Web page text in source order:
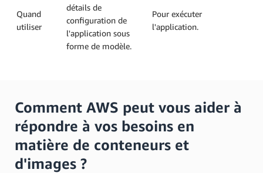
Quand
utiliser
détails de
configuration de
l'application sous
forme de modèle.
Pour exécuter
l'application.
Comment AWS peut vous aider à
répondre à vos besoins en
matière de conteneurs et
d'images ?